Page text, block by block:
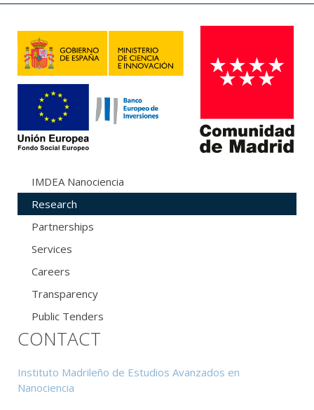
IMDEA Nanociencia
Research
Partnerships
Services
Careers
Transparency
Public Tenders
CONTACT
Instituto Madrileño de Estudios Avanzados en
Nanociencia